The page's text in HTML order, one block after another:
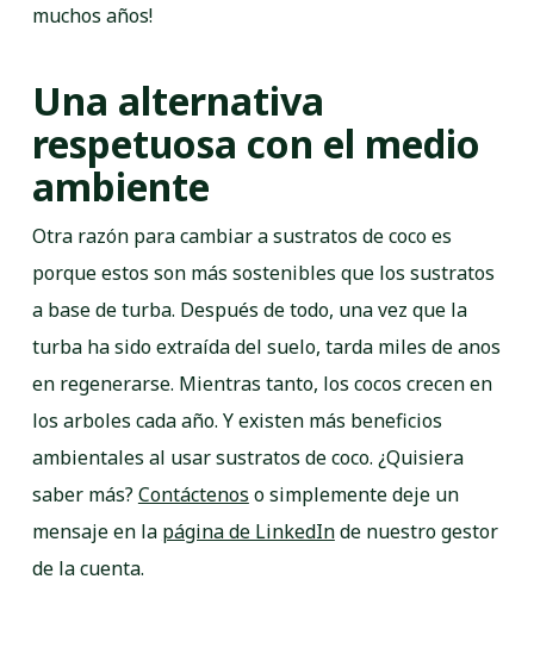
muchos años!
Una alternativa
respetuosa con el medio
ambiente
Otra razón para cambiar a sustratos de coco es
porque estos son más sostenibles que los sustratos
a base de turba. Después de todo, una vez que la
turba ha sido extraída del suelo, tarda miles de anos
en regenerarse. Mientras tanto, los cocos crecen en
los arboles cada año. Y existen más beneficios
ambientales al usar sustratos de coco. ¿Quisiera
saber más? Contáctenos o simplemente deje un
mensaje en la página de LinkedInde nuestro gestor
de la cuenta.